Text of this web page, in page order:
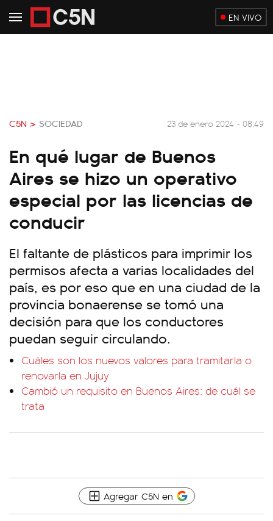
EN VIVO
C5N > SOCIEDAD 23 de enero 2024 - 08:49
En qué lugar de Buenos
Aires se hizo un operativo
especial por las licencias de
conducir
El faltante de plásticos para imprimir los
permisos afecta a varias localidades del
país, es por eso que en una ciudad de la
provincia bonaerense se tomó una
decisión para que los conductores
puedan seguir circulando.
Cuáles son los nuevos valores para tramitarla o
renovarla en Jujuy
Cambió un requisito en Buenos Aires: de cuál se
trata
Agregar C5N en